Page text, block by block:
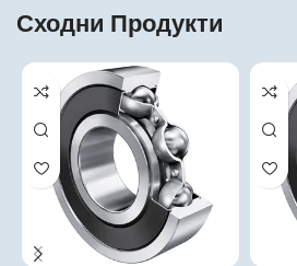
Сходни Продукти